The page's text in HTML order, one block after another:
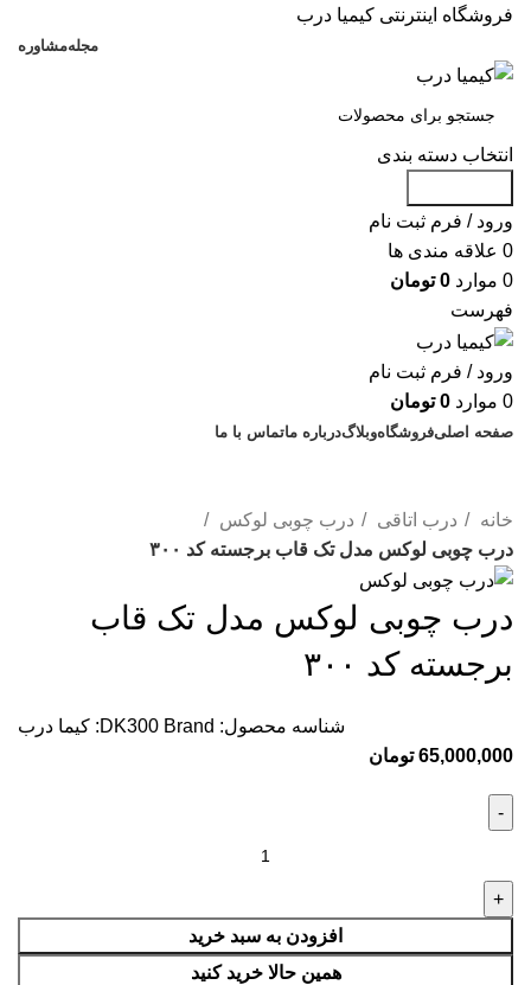
فروشگاه اینترنتی کیمیا درب
مجلهمشاوره
انتخاب دسته بندی
ورود / فرم ثبت نام
0 علاقه مندی ها
0 موارد 0 تومان
فهرست
ورود / فرم ثبت نام
0 موارد 0 تومان
صفحه اصلیفروشگاهوبلاگدرباره ماتماس با ما
خانه درب اتاقی
درب چوبی لوکس
درب چوبی لوکس مدل تک قاب برجسته کد ۳۰۰
درب چوبی لوکس مدل تک قاب
برجسته کد ۳۰۰
شناسه محصول: DK300 Brand:
کیما درب
65,000,000 تومان
افزودن به سبد خرید
همین حالا خرید کنید